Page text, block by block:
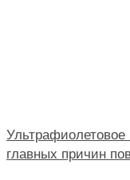
Ультрафиолетовое
главных причин